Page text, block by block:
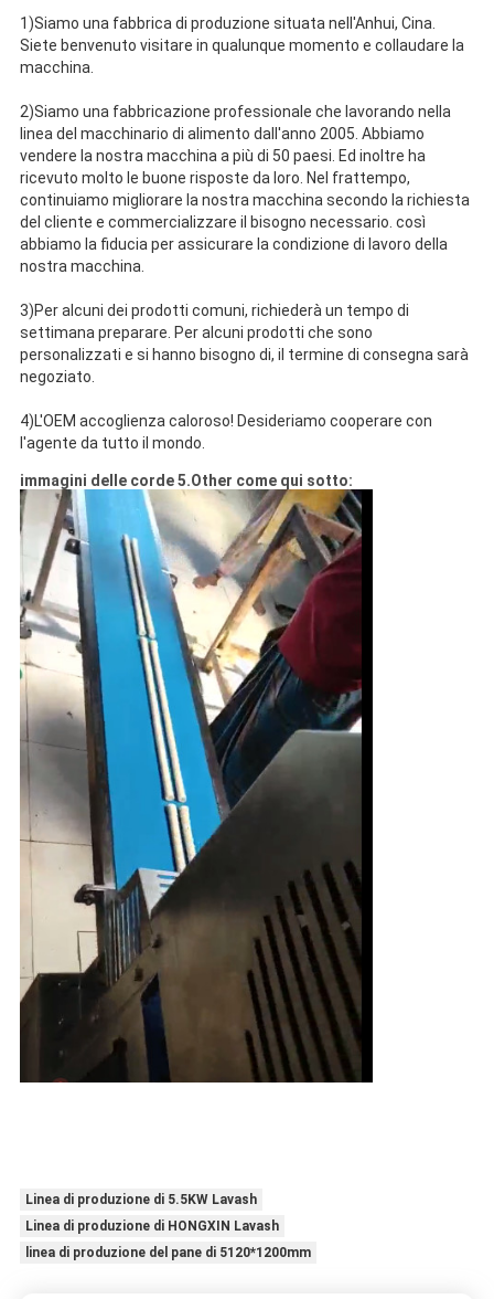
1)Siamo una fabbrica di produzione situata nell'Anhui, Cina.
Siete benvenuto visitare in qualunque momento e collaudare la
macchina.
2)Siamo una fabbricazione professionale che lavorando nella
linea del macchinario di alimento dall'anno 2005. Abbiamo
vendere la nostra macchina a più di 50 paesi. Ed inoltre ha
ricevuto molto le buone risposte da loro. Nel frattempo,
continuiamo migliorare la nostra macchina secondo la richiesta
del cliente e commercializzare il bisogno necessario. così
abbiamo la fiducia per assicurare la condizione di lavoro della
nostra macchina.
3)Per alcuni dei prodotti comuni, richiederà un tempo di
settimana preparare. Per alcuni prodotti che sono
personalizzati e si hanno bisogno di, il termine di consegna sarà
negoziato.
4)L'OEM accoglienza caloroso! Desideriamo cooperare con
l'agente da tutto il mondo.
immagini delle corde 5.Other come qui sotto:
Linea di produzione di 5.5KW Lavash
Linea di produzione di HONGXIN Lavash
linea di produzione del pane di 5120*1200mm